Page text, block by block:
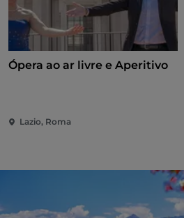
Ópera ao ar livre e Aperitivo
Lazio, Roma